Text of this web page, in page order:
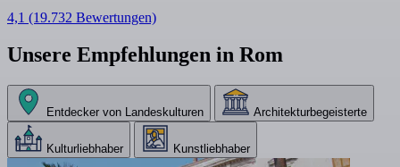
4,1 (19.732 Bewertungen)
Unsere Empfehlungen in Rom
Entdecker von Landeskulturen Architekturbegeisterte
Kulturliebhaber Kunstliebhaber